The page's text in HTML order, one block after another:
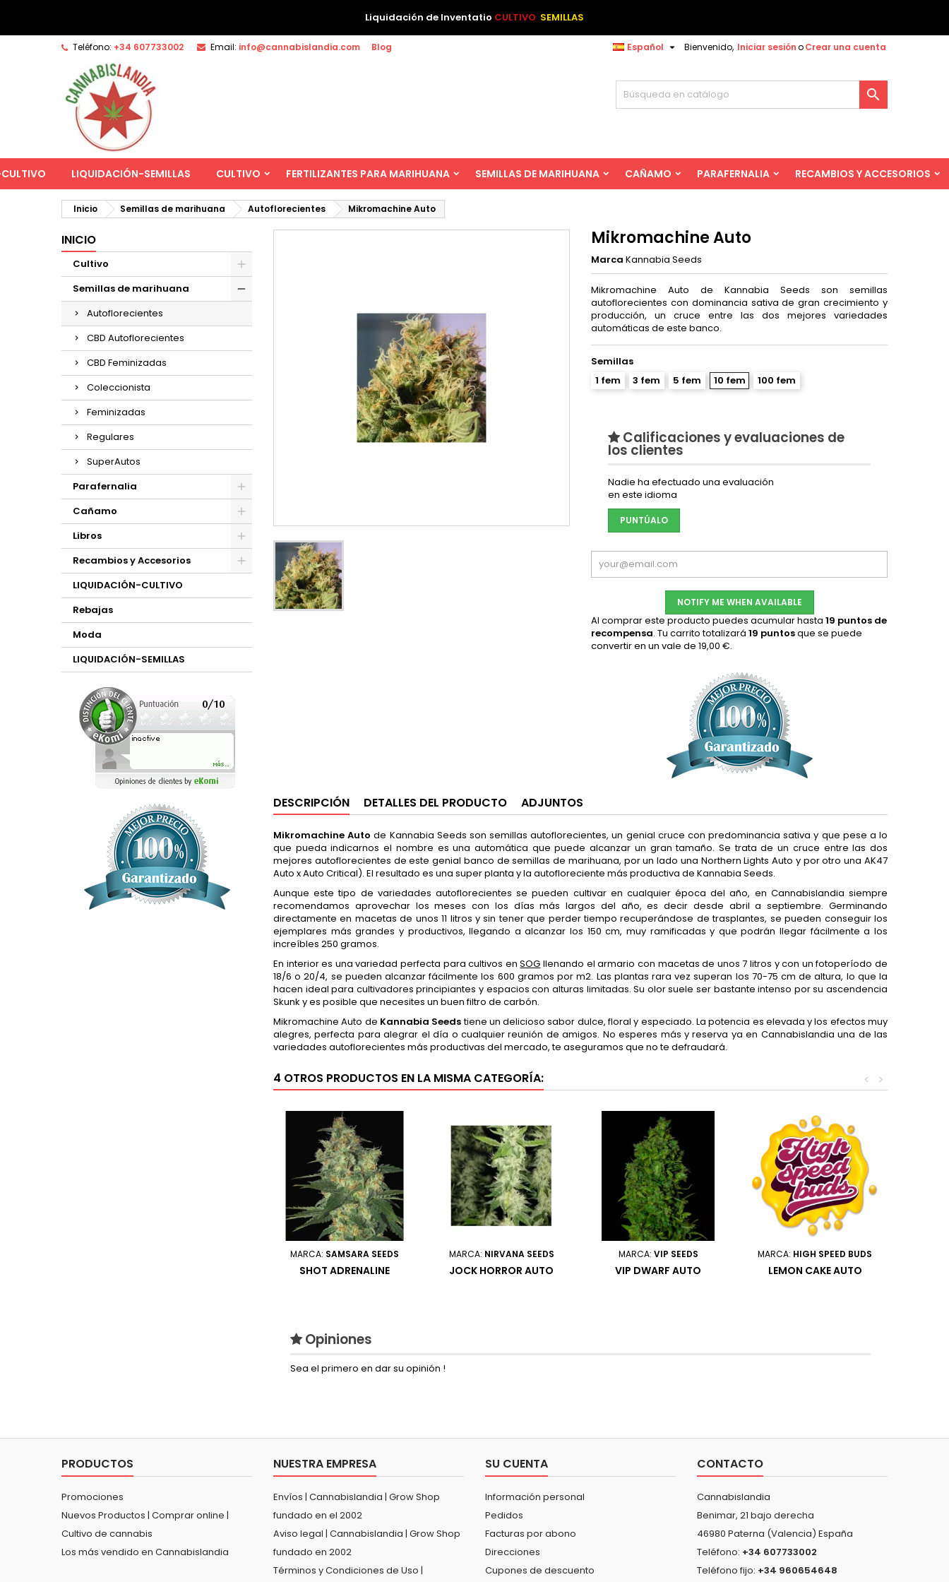
Liquidación de Inventatio CULTIVO SEMILLAS
Blog
Teléfono: +34 607733002 Email: info@cannabislandia.com Bienvenido, Iniciar sesiónoCrear una cuenta
Español 

LIQUIDACIÓN-SEMILLAS CULTIVO FERTILIZANTES PARA MARIHUANA SEMILLAS DE MARIHUANA CAÑAMO PARAFERNALIA RECAMBIOS Y ACCESORIOS
Inicio Semillas de marihuana Autoflorecientes Mikromachine Auto
INICIO
Cultivo
Semillas de marihuana
Autoflorecientes
CBD Autoflorecientes
CBD Feminizadas
Coleccionista
Feminizadas
Regulares
SuperAutos
Parafernalia
Cañamo
Libros
Recambios y Accesorios
LIQUIDACIÓN-CULTIVO
Rebajas
Moda
LIQUIDACIÓN-SEMILLAS
Mikromachine Auto
Marca Kannabia Seeds
Mikromachine Auto de Kannabia Seeds son semillas
autoflorecientes con dominancia sativa de gran crecimiento y
producción, un cruce entre las dos mejores variedades
automáticas de este banco.
Semillas
1 fem
3 fem 5 fem 10 fem 100 fem
Calificaciones y evaluaciones de
los clientes
Nadie ha efectuado una evaluación
en este idioma
PUNTÚALO
NOTIFY ME WHEN AVAILABLE
Al comprar este producto puedes acumular hasta 19 puntos de
recompensa. Tu carrito totalizará 19 puntosque se puede
convertir en un vale de 19,00 €.
DESCRIPCIÓN DETALLES DEL PRODUCTO ADJUNTOS
Mikromachine Auto de Kannabia Seeds son semillas autoflorecientes, un genial cruce con predominancia sativa y que pese a lo
que pueda indicarnos el nombre es una automática que puede alcanzar un gran tamaño. Se trata de un cruce entre las dos
mejores autoflorecientes de este genial banco de semillas de marihuana, por un lado una Northern Lights Auto y por otro una AK47
Auto x Auto Critical). El resultado es una super planta y la autofloreciente más productiva de Kannabia Seeds.
Aunque este tipo de variedades autoflorecientes se pueden cultivar en cualquier época del año, en Cannabislandia siempre
recomendamos aprovechar los meses con los días más largos del año, es decir desde abril a septiembre. Germinando
directamente en macetas de unos 11 litros y sin tener que perder tiempo recuperándose de trasplantes, se pueden conseguir los
ejemplares más grandes y productivos, llegando a alcanzar los 150 cm, muy ramificadas y que podrán llegar fácilmente a los
increíbles 250 gramos.
En interior es una variedad perfecta para cultivos enSOG llenando el armario con macetas de unos 7 litros y con un fotoperíodo de
18/6 o 20/4, se pueden alcanzar fácilmente los 600 gramos por m2. Las plantas rara vez superan los 70-75 cm de altura, lo que la
hacen ideal para cultivadores principiantes y espacios con alturas limitadas. Su olor suele ser bastante intenso por su ascendencia
Skunk y es posible que necesites un buen filtro de carbón.
Mikromachine Auto de Kannabia Seedstiene un delicioso sabor dulce, floral y especiado. La potencia es elevada y los efectos muy
alegres, perfecta para alegrar el día o cualquier reunión de amigos. No esperes más y reserva ya en Cannabislandia una de las
variedades autoflorecientes más productivas del mercado, te aseguramos que no te defraudará.
4 OTROS PRODUCTOS EN LA MISMA CATEGORÍA: >
<
MARCA: SAMSARA SEEDS
SHOT ADRENALINE
MARCA: NIRVANA SEEDS
JOCK HORROR AUTO
MARCA: VIP SEEDS
VIP DWARF AUTO
MARCA: HIGH SPEED BUDS
LEMON CAKE AUTO
Opiniones
Sea el primero en dar su opinión !
PRODUCTOS
Promociones
Nuevos Productos | Comprar online |
Cultivo de cannabis
Los más vendido en Cannabislandia
NUESTRA EMPRESA
Envíos | Cannabislandia | Grow Shop
fundado en el 2002
Aviso legal | Cannabislandia | Grow Shop
fundado en 2002
Términos y Condiciones de Uso |
SU CUENTA
Información personal
Pedidos
Facturas por abono
Direcciones
Cupones de descuento
CONTACTO
Cannabislandia
Benimar, 21 bajo derecha
46980 Paterna (Valencia) España
Teléfono: +34 607733002
Teléfono fijo: +34 960654648